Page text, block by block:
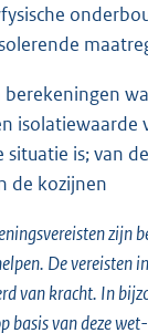
berekeningen
isolatiewaarde
situatie is; van
de kozijnen
zijn
De vereisten
van kracht. In
basis van deze